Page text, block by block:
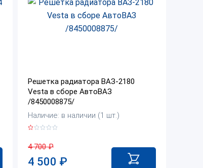
Решетка радиатора ВАЗ-2180
Vesta в сборе АвтоВАЗ
/8450008875/
Наличие: в наличии (1 шт.)
4 700₽
4 500 ₽